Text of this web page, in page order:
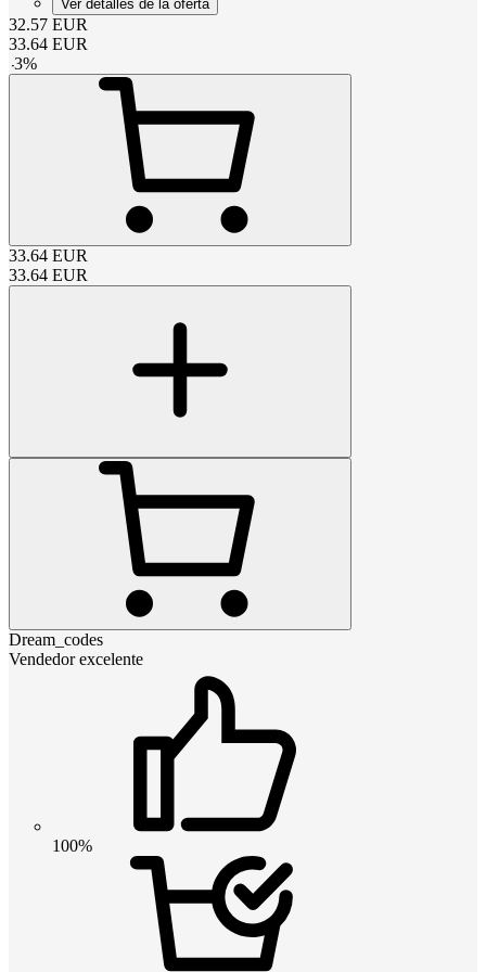
Ver detalles de la oferta
32.57 EUR
33.64 EUR
-3%
33.64 EUR
33.64 EUR
Dream_codes
Vendedor excelente
100%